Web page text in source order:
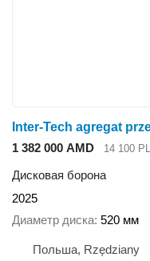
Inter-Tech agregat
1 382 000 AMD
14 100
Дисковая борона
2025
Диаметр диска 520 мм
Польша, Rzędziany